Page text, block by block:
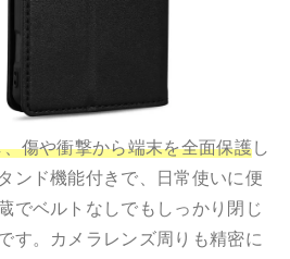
傷や衝撃から端末を全面保護し
ンド機能付きで、日常使いに便
でベルトなしでもしっかり閉じ
す。カメラレンズ周りも精密に